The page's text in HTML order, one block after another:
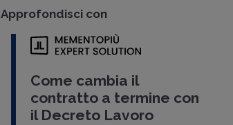
Approfondisci con
Come cambia il
contratto a termine con
il Decreto Lavoro